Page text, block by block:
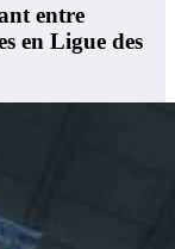
entre
en Ligue des